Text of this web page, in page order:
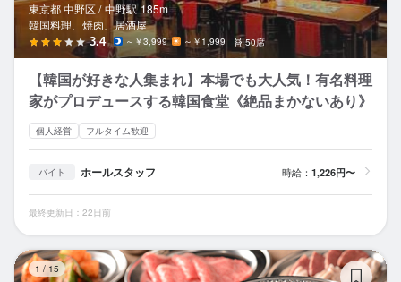
東京都 中野区 / 中野駅 185m
韓国料理、焼肉、居酒屋
3.4 ～￥3,999 ～￥1,999 50席
【韓国が好きな人集まれ】本場でも大人気！有名料理
家がプロデュースする韓国食堂《絶品まかないあり》
個人経営 フルタイム歓迎
バイト ホールスタッフ 時給： 1,226円〜
最終更新日：22日前
1 / 15